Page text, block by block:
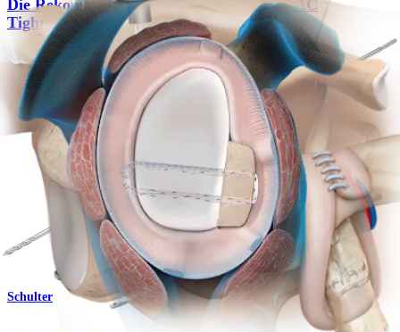
Die Rekonstruktionstechnik mit Knotless AC
TightRope®
Operationsverfahren
Schulter
Spannbares AC-Rekonstrukionsverfahren mit
niedrigem Profil
Operationsverfahren
Schulter